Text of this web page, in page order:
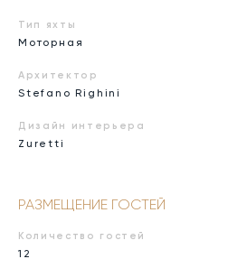
Тип яхты
Моторная
Архитектор
Stefano Righini
Дизайн интерьера
Zuretti
РАЗМЕЩЕНИЕ ГОСТЕЙ
Количество гостей
12